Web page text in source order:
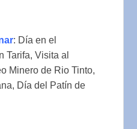
: Día en el
Tarifa, Visita al
Minero de Rio Tinto,
Día del Patín de